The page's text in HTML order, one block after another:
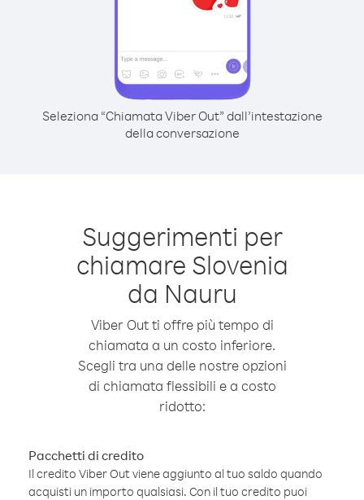
Seleziona “Chiamata Viber Out” dall’intestazione
della conversazione
Suggerimenti per
chiamare Slovenia
da Nauru
Viber Out ti offre più tempo di
chiamata a un costo inferiore.
Scegli tra una delle nostre opzioni
di chiamata flessibili e a costo
ridotto:
Pacchetti di credito
Il credito Viber Out viene aggiunto al tuo saldo quando
acquisti un importo qualsiasi. Con il tuo credito puoi